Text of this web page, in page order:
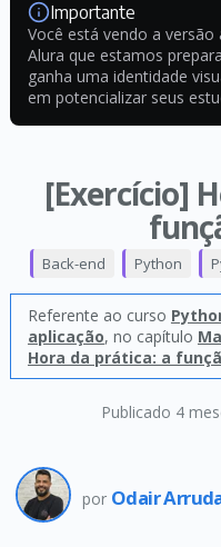
Importante
Você está vendo a
Alura que estamos
ganha uma identidade
em potencializar seus
[Exercício]
Publicado 4
Back-end Python
Referente ao curso
aplicação, no capítulo
Hora da prática: a
por Odair